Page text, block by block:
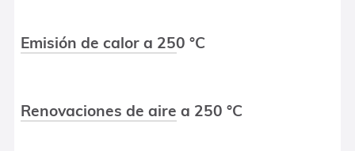
Emisión de calor a 250 °C
Renovaciones de aire a 250 °C